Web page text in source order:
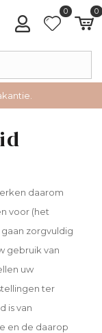
0 0
daarom
voor (het
zorgvuldig
gebruik van
uw
ter
is van
en de daarop